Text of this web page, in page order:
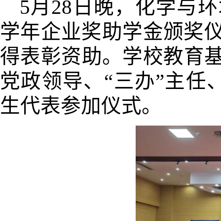
5月28日晚，化学与
学年企业奖助学金颁奖
得表彰资助。学校教育
党政领导、“三办”主任
生代表参加仪式。